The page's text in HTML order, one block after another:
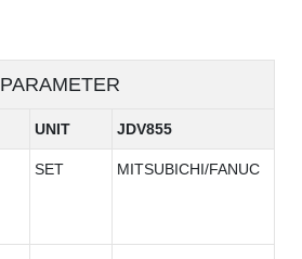
PARAMETER
UNIT JDV855
SET MITSUBICHI/FANUC